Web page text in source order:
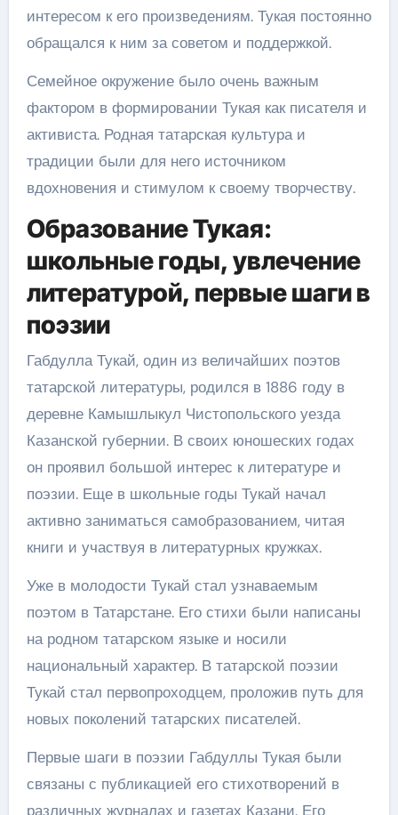
интересом к его произведениям. Тукая постоянно
обращался к ним за советом и поддержкой.
Семейное окружение было очень важным
фактором в формировании Тукая как писателя и
активиста. Родная татарская культура и
традиции были для него источником
вдохновения и стимулом к своему творчеству.
Образование Тукая:
школьные годы, увлечение
литературой, первые шаги в
поэзии
Габдулла Тукай, один из величайших поэтов
татарской литературы, родился в 1886 году в
деревне Камышлыкул Чистопольского уезда
Казанской губернии. В своих юношеских годах
он проявил большой интерес к литературе и
поэзии. Еще в школьные годы Тукай начал
активно заниматься самобразованием, читая
книги и участвуя в литературных кружках.
Уже в молодости Тукай стал узнаваемым
поэтом в Татарстане. Его стихи были написаны
на родном татарском языке и носили
национальный характер. В татарской поэзии
Тукай стал первопроходцем, проложив путь для
новых поколений татарских писателей.
Первые шаги в поэзии Габдуллы Тукая были
связаны с публикацией его стихотворений в
различных журналах и газетах Казани. Его